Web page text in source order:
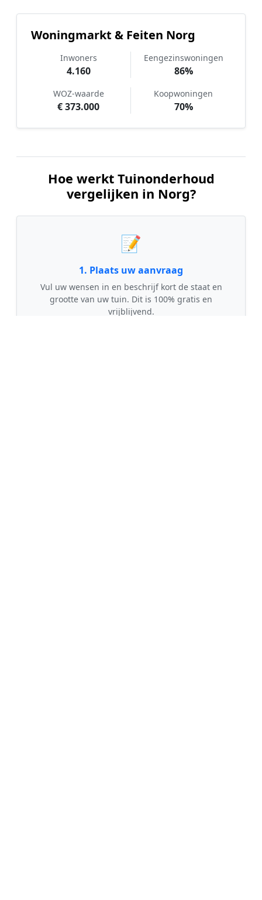
Woningmarkt & Feiten Norg
Inwoners
4.160
Eengezinswoningen
86%
WOZ-waarde
€ 373.000
Koopwoningen
70%
Hoe werkt Tuinonderhoud
vergelijken in Norg?
📝
1. Plaats uw aanvraag
Vul uw wensen in en beschrijf kort de staat en
grootte van uw tuin. Dit is 100% gratis en
vrijblijvend.